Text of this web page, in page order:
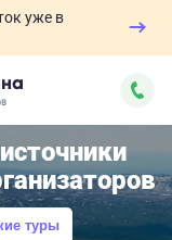
уже в
туры